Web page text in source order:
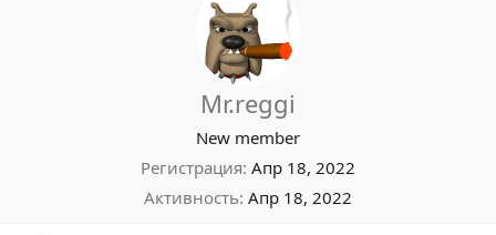
Mr.reggi
New member
Регистрация Апр 18, 2022
Активность Апр 18, 2022